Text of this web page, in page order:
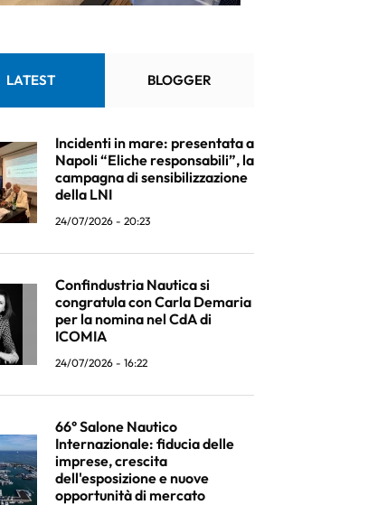
LATEST BLOGGER
Incidenti in mare: presentata a
Napoli “Eliche responsabili”, la
campagna di sensibilizzazione
della LNI
24/07/2026 - 20:23
Confindustria Nautica si
congratula con Carla Demaria
per la nomina nel CdA di
ICOMIA
24/07/2026 - 16:22
66° Salone Nautico
Internazionale: fiducia delle
imprese, crescita
dell'esposizione e nuove
opportunità di mercato